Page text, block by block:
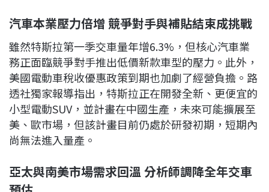
汽車本業壓力倍增 競爭對手與補貼結束成挑戰
雖然特斯拉第一季交車量年增6.3%，但核心汽車業
務正面臨競爭對手推出低價新款車型的壓力。此外，
美國電動車稅收優惠政策到期也加劇了經營負擔。路
透社獨家報導指出，特斯拉正在開發全新、更便宜的
小型電動SUV，並計畫在中國生產，未來可能擴展至
美、歐市場，但該計畫目前仍處於研發初期，短期內
尚無法進入量產。
亞太與南美市場需求回溫 分析師調降全年交車